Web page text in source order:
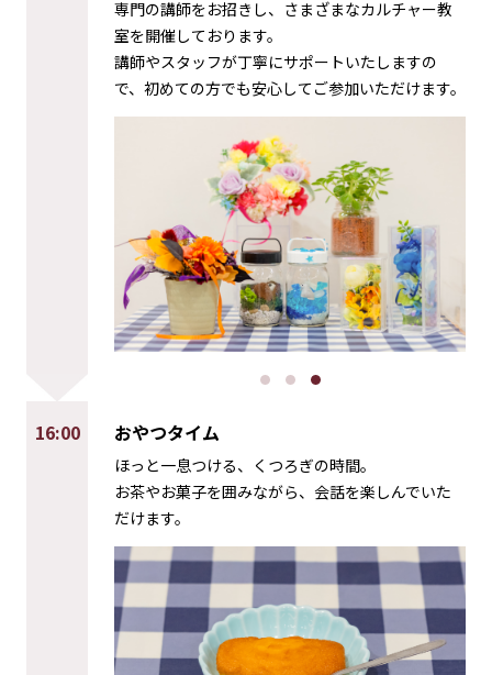
専門の講師をお招きし、さまざまなカルチャー教
室を開催しております。
講師やスタッフが丁寧にサポートいたしますの
で、初めての方でも安心してご参加いただけます。
16:00 おやつタイム
ほっと一息つける、くつろぎの時間。
お茶やお菓子を囲みながら、会話を楽しんでいた
だけます。